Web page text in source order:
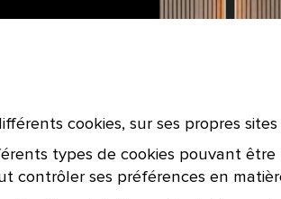
cookies, sur ses propres
types de cookies pouvant
contrôler ses préférences en